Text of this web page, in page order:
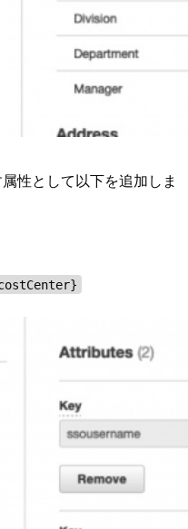
性として以下を追加しま